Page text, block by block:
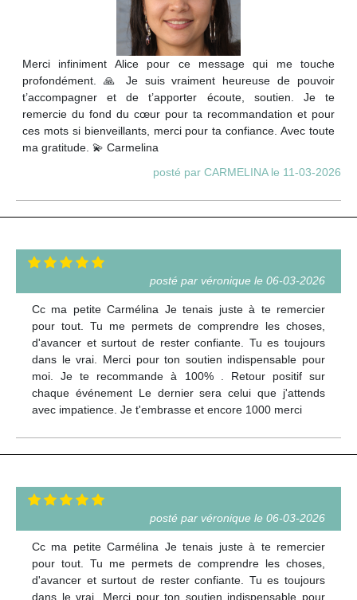
Merci infiniment Alice pour ce message qui me touche
profondément. 🙏 Je suis vraiment heureuse de pouvoir
t’accompagner et de t’apporter écoute, soutien. Je te
remercie du fond du cœur pour ta recommandation et pour
ces mots si bienveillants, merci pour ta confiance. Avec toute
ma gratitude. 💫 Carmelina
posté par CARMELINA le 11-03-2026
posté par véronique le 06-03-2026
Cc ma petite Carmélina Je tenais juste à te remercier
pour tout. Tu me permets de comprendre les choses,
d'avancer et surtout de rester confiante. Tu es toujours
dans le vrai. Merci pour ton soutien indispensable pour
moi. Je te recommande à 100% . Retour positif sur
chaque événement Le dernier sera celui que j'attends
avec impatience. Je t'embrasse et encore 1000 merci
posté par véronique le 06-03-2026
Cc ma petite Carmélina Je tenais juste à te remercier
pour tout. Tu me permets de comprendre les choses,
d'avancer et surtout de rester confiante. Tu es toujours
dans le vrai. Merci pour ton soutien indispensable pour